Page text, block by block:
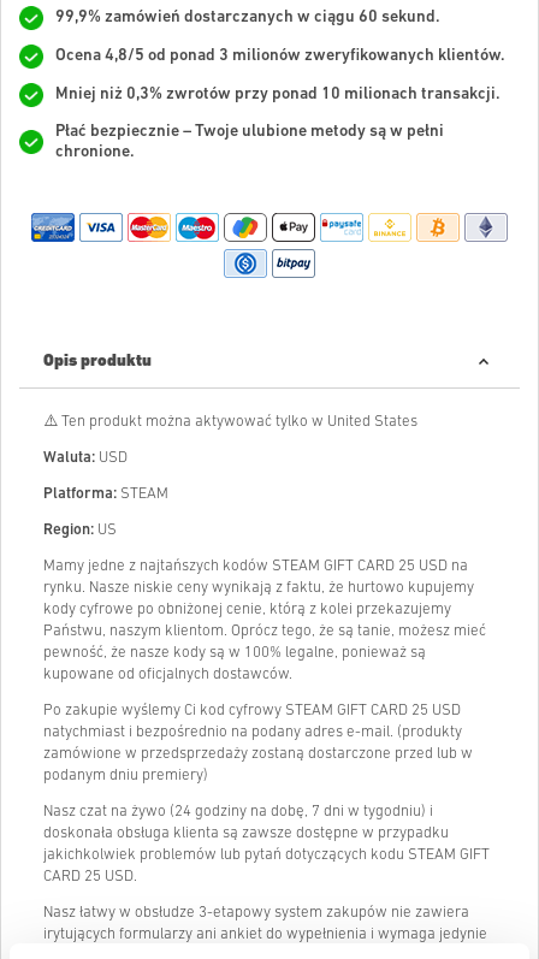
99,9% zamówień dostarczanych w ciągu 60 sekund.
Ocena 4,8/5 od ponad 3 milionów zweryfikowanych klientów.
Mniej niż 0,3% zwrotów przy ponad 10 milionach transakcji.
Płać bezpiecznie – Twoje ulubione metody są w pełni
chronione.
Opis produktu
⚠️ Ten produkt można aktywować tylko w United States
Waluta: USD
Platforma: STEAM
Region: US
Mamy jedne z najtańszych kodów STEAM GIFT CARD 25 USD na
rynku. Nasze niskie ceny wynikają z faktu, że hurtowo kupujemy
kody cyfrowe po obniżonej cenie, którą z kolei przekazujemy
Państwu, naszym klientom. Oprócz tego, że są tanie, możesz mieć
pewność, że nasze kody są w 100% legalne, ponieważ są
kupowane od oficjalnych dostawców.
Po zakupie wyślemy Ci kod cyfrowy STEAM GIFT CARD 25 USD
natychmiast i bezpośrednio na podany adres e-mail. (produkty
zamówione w przedsprzedaży zostaną dostarczone przed lub w
podanym dniu premiery)
Nasz czat na żywo (24 godziny na dobę, 7 dni w tygodniu) i
doskonała obsługa klienta są zawsze dostępne w przypadku
jakichkolwiek problemów lub pytań dotyczących kodu STEAM GIFT
CARD 25 USD.
Nasz łatwy w obsłudze 3-etapowy system zakupów nie zawiera
irytujących formularzy ani ankiet do wypełnienia i wymaga jedynie